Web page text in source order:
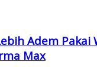
Adem Pakai
Max